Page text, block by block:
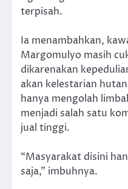
terpisah.
Ia menambahkan,
Margomulyo masih
dikarenakan
akan kelestarian
hanya mengolah
menjadi salah satu
jual tinggi.
“Masyarakat disini
saja,” imbuhnya.